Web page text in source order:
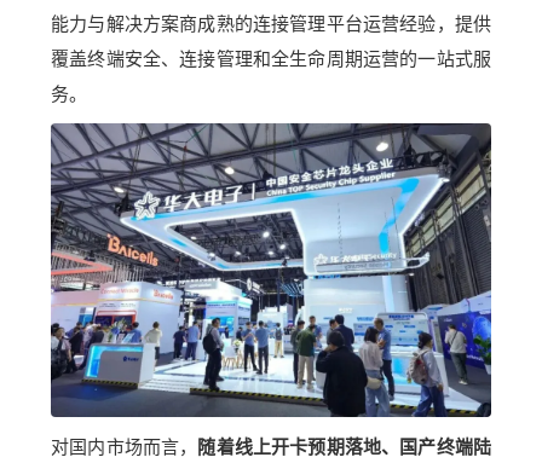
能力与解决方案商成熟的连接管理平台运营经验，提供
覆盖终端安全、连接管理和全生命周期运营的一站式服
务。
对国内市场而言， 随着线上开卡预期落地、国产终端陆